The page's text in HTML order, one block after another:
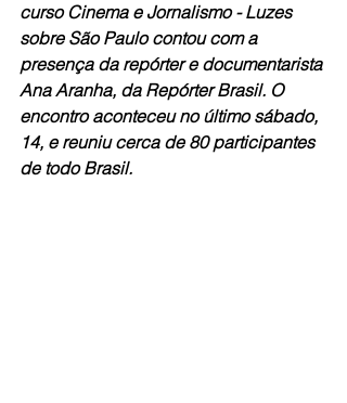
curso Cinema e Jornalismo - Luzes
sobre São Paulo contou com a
presença da repórter e documentarista
Ana Aranha, da Repórter Brasil. O
encontro aconteceu no último sábado,
14, e reuniu cerca de 80 participantes
de todo Brasil.